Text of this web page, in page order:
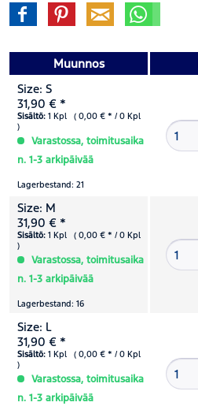
Muunnos
Size: S
31,90 € *
Sisältö: 1 Kpl ( 0,00 € * / 0 Kpl
)
Varastossa, toimitusaika
n. 1-3 arkipäivää
Lagerbestand: 21
Size: M
31,90 € *
Sisältö: 1 Kpl ( 0,00 € * / 0 Kpl
)
Varastossa, toimitusaika
n. 1-3 arkipäivää
Lagerbestand: 16
Size: L
31,90 € *
Sisältö: 1 Kpl ( 0,00 € * / 0 Kpl
)
Varastossa, toimitusaika
n. 1-3 arkipäivää